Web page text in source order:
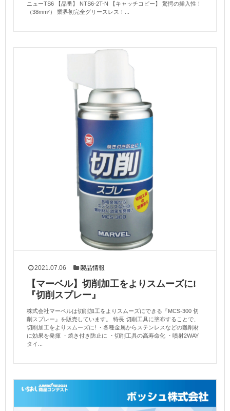
ニューTS6 【品番】 NTS6-2T-N 【キャッチコピー】 驚愕の挿入性！
（38mm²） 業界初完全グリースレス！...
2021.07.06 製品情報
【マーベル】切削加工をよりスムーズに!
『切削スプレー』
株式会社マーベルは切削加工をよりスムーズにできる『MCS-300 切
削スプレー』を販売しています。 特長 切削工具に塗布することで、
切削加工をよりスムーズに! ・各種金属からステンレスなどの難削材
に効果を発揮 ・焼き付き防止に ・切削工具の高寿命化 ・噴射2WAY
タイ...